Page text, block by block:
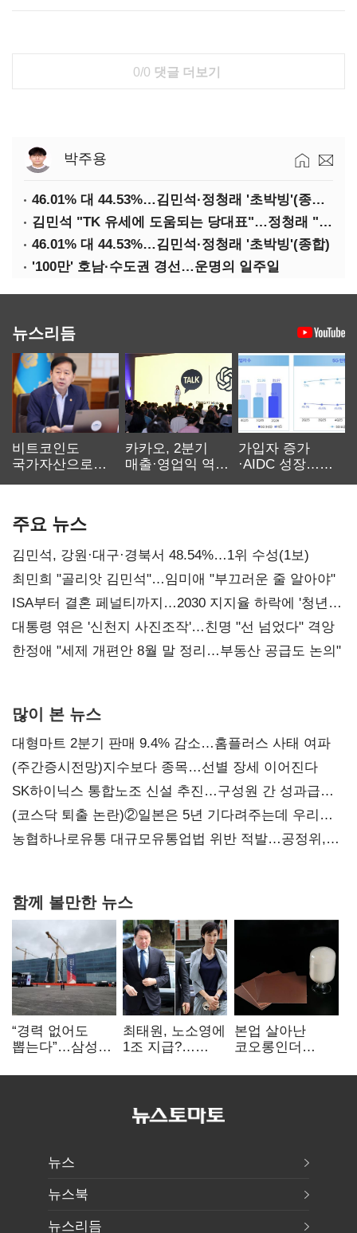
0/0 댓글 더보기
박주용
46.01% 대 44.53%…김민석·정청래 '초박빙'(종합 2보)
김민석 "TK 유세에 도움되는 당대표"…정청래 "벌써 대표된 양 당직 배분"
46.01% 대 44.53%…김민석·정청래 '초박빙'(종합)
'100만' 호남·수도권 경선…운명의 일주일
뉴스리듬
비트코인도
국가자산으로…'
카카오, 2분기
매출·영업익 역대
가입자 증가
·AIDC 성장…
주요 뉴스
김민석, 강원·대구·경북서 48.54%…1위 수성(1보)
최민희 "골리앗 김민석"…임미애 "부끄러운 줄 알아야"
ISA부터 결혼 페널티까지…2030 지지율 하락에 '청년
챙기기'
대통령 엮은 '신천지 사진조작'…친명 "선 넘었다" 격앙
한정애 "세제 개편안 8월 말 정리…부동산 공급도 논의"
많이 본 뉴스
대형마트 2분기 판매 9.4% 감소…홈플러스 사태 여파
(주간증시전망)지수보다 종목…선별 장세 이어진다
SK하이닉스 통합노조 신설 추진…구성원 간 성과급
불만 확산
(코스닥 퇴출 논란)②일본은 5년 기다려주는데 우리는
당장 퇴출?…시간만으론 부족한 코스닥 구하기
농협하나로유통 대규모유통업법 위반 적발…공정위,
함께 볼만한 뉴스
“경력 없어도
뽑는다”…삼성
반도체 인재
최태원, 노소영에
1조 지급?…
본업 살아난
코오롱인더
배터리 소재로
뉴스
뉴스북
뉴스리듬